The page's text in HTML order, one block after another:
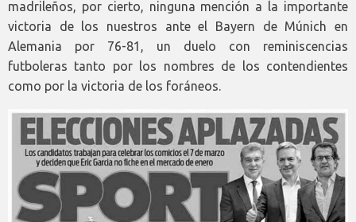
madrileños, por cierto, ninguna mención a la importante
victoria de los nuestros ante el Bayern de Múnich en
Alemania por 76-81, un duelo con reminiscencias
futboleras tanto por los nombres de los contendientes
como por la victoria de los foráneos.